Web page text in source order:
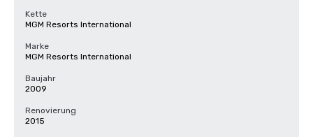
Kette
MGM Resorts International
Marke
MGM Resorts International
Baujahr
2009
Renovierung
2015